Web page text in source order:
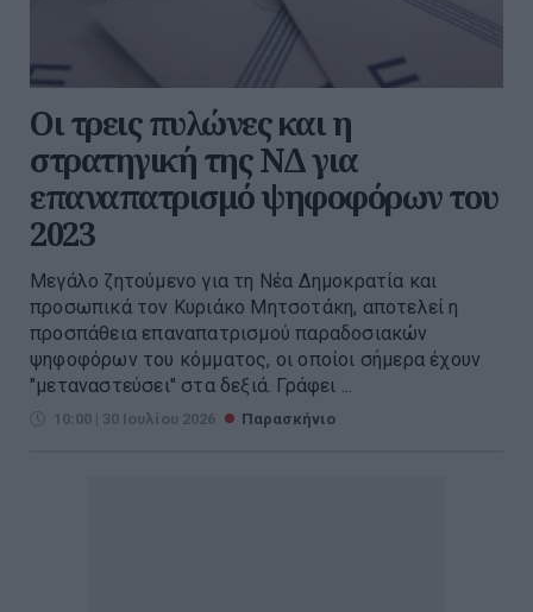
Οι τρεις πυλώνες και η
στρατηγική της ΝΔ για
επαναπατρισμό ψηφοφόρων του
2023
Μεγάλο ζητούμενο για τη Νέα Δημοκρατία και
προσωπικά τον Κυριάκο Μητσοτάκη, αποτελεί η
προσπάθεια επαναπατρισμού παραδοσιακών
ψηφοφόρων του κόμματος, οι οποίοι σήμερα έχουν
"μεταναστεύσει" στα δεξιά. Γράφει ...
10:00 | 30 Ιουλίου 2026 Παρασκήνιο